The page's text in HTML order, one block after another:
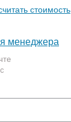
стоимость
менеджера